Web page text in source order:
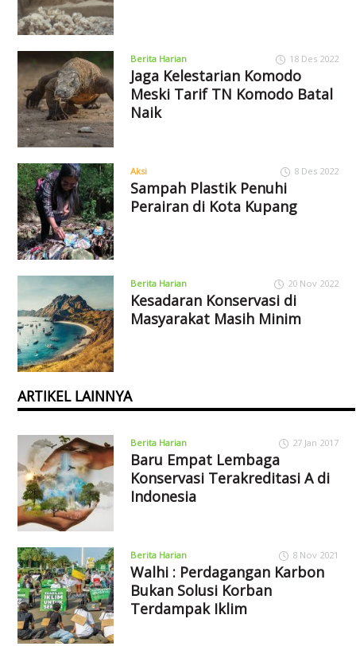
Berita Harian 18 Des 2022
Jaga Kelestarian Komodo
Meski Tarif TN Komodo Batal
Naik
Aksi 8 Des 2022
Sampah Plastik Penuhi
Perairan di Kota Kupang
Berita Harian 20 Nov 2022
Kesadaran Konservasi di
Masyarakat Masih Minim
ARTIKEL LAINNYA
Berita Harian 27 Jan 2017
Baru Empat Lembaga
Konservasi Terakreditasi A di
Indonesia
Berita Harian 8 Nov 2021
Walhi : Perdagangan Karbon
Bukan Solusi Korban
Terdampak Iklim